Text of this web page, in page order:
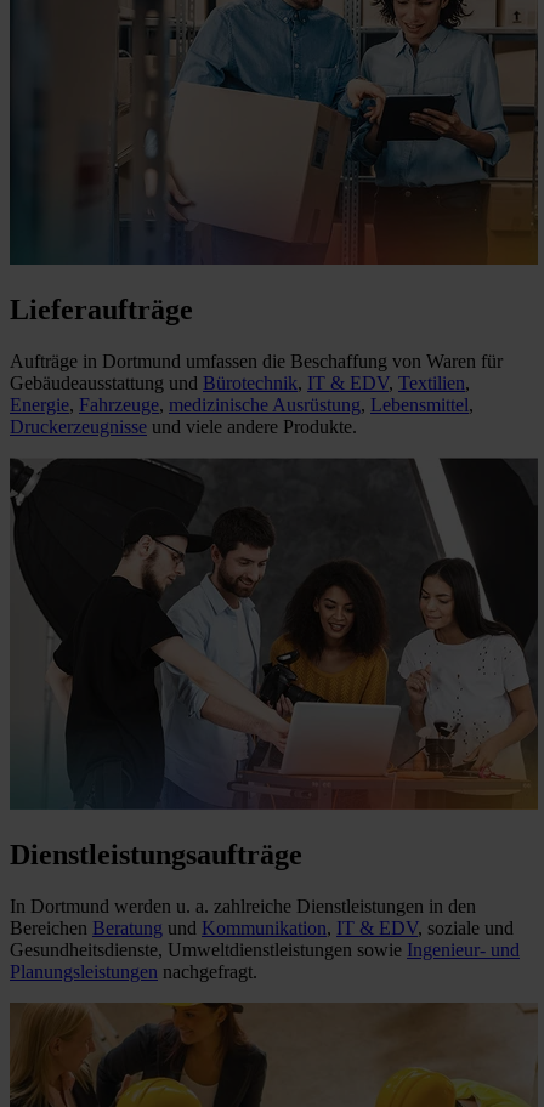
Lieferaufträge
Aufträge in Dortmund umfassen die Beschaffung von Waren für
Gebäudeausstattung und Bürotechnik, IT & EDV, Textilien,
Energie, Fahrzeuge, medizinische Ausrüstung, Lebensmittel,
Druckerzeugnisse und viele andere Produkte.
Dienstleistungsaufträge
In Dortmund werden u. a. zahlreiche Dienstleistungen in den
Bereichen Beratung und Kommunikation, IT & EDV, soziale und
Gesundheitsdienste, Umweltdienstleistungen sowie Ingenieur- und
Planungsleistungen nachgefragt.